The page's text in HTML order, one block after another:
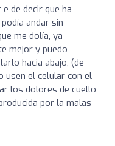
de decir que ha
andar sin
me dolía, ya
mejor y puedo
hacia abajo, (de
usen el celular con el
los dolores de cuello
por la malas